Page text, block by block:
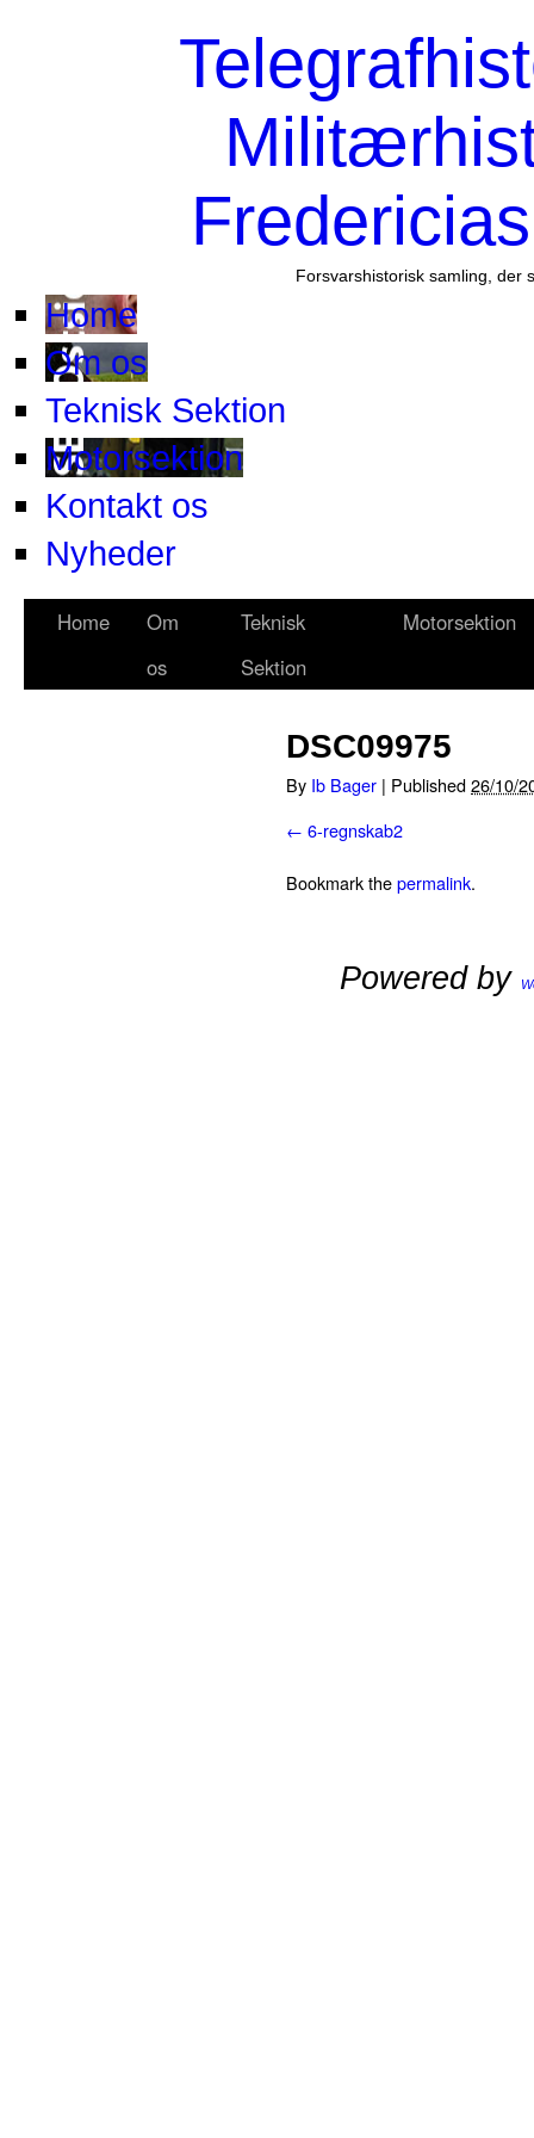
Forsvarshistorisk samling, der
Home
Om os
Teknisk Sektion
Motorsektion
Kontakt os
Nyheder
Home
Om
os
Teknisk
Sektion
Motorsektion
DSC09975
By Ib Bager | Published26/10/
6-regnskab2
Bookmark thepermalink.
Powered by